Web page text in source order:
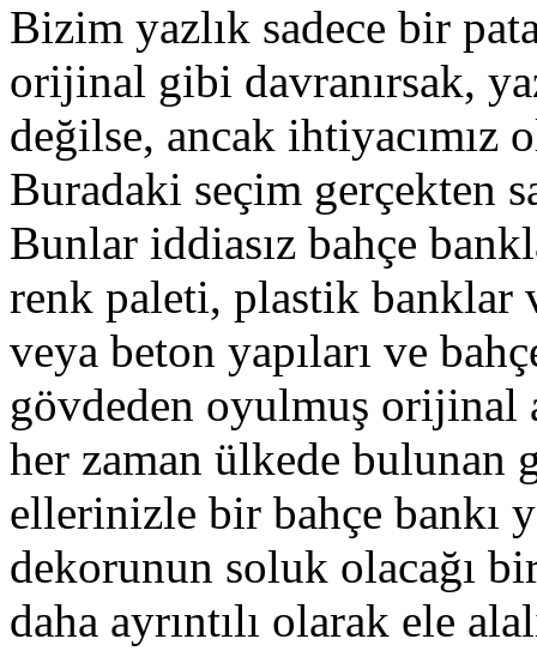
Bizim yazlık sadece bir
orijinal gibi davranırsak,
değilse, ancak ihtiyacımız
Buradaki seçim gerçekten
Bunlar iddiasız bahçe
renk paleti, plastik banklar
veya beton yapıları ve
gövdeden oyulmuş orijinal
her zaman ülkede bulunan
ellerinizle bir bahçe bankı
dekorunun soluk olacağı
daha ayrıntılı olarak ele